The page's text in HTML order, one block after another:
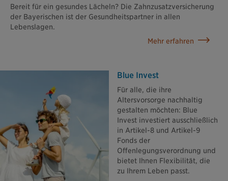
Bereit für ein gesundes Lächeln? Die Zahnzusatzversicherung
der Bayerischen ist der Gesundheitspartner in allen
Lebenslagen.
Mehr erfahren
Blue Invest
Für alle, die ihre
Altersvorsorge nachhaltig
gestalten möchten: Blue
Invest investiert ausschließlich
in Artikel-8 und Artikel-9
Fonds der
Offenlegungsverordnung und
bietet Ihnen Flexibilität, die
zu Ihrem Leben passt.